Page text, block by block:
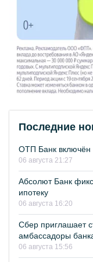
Последние
ОТП Банк
06 августа 21:27
Абсолют Банк
ипотеку
06 августа 16:20
Сбер приглашает
амбассадоры
06 августа 15:56